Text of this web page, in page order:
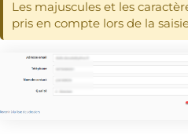
Les majuscules et les
pris en compte lors de la